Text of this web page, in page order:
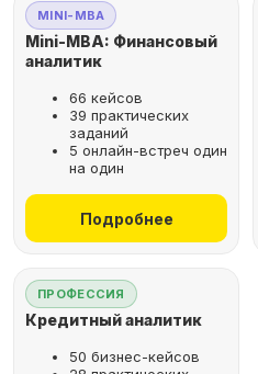
MINI-MBA
Mini-MBA: Финансовый
аналитик
66 кейсов
39 практических
заданий
5 онлайн-встреч один
на один
Подробнее
ПРОФЕССИЯ
Кредитный аналитик
50 бизнес-кейсов
оптимальную программу
Оставьте заявку
на бесплатную
консультацию